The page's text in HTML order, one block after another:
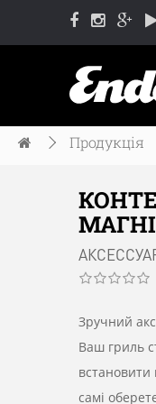
Продукція
Зручний
Ваш гриль
встановити
самі